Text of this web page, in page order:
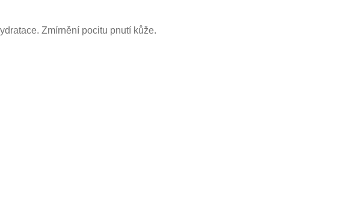
Zmírnění pocitu pnutí kůže.